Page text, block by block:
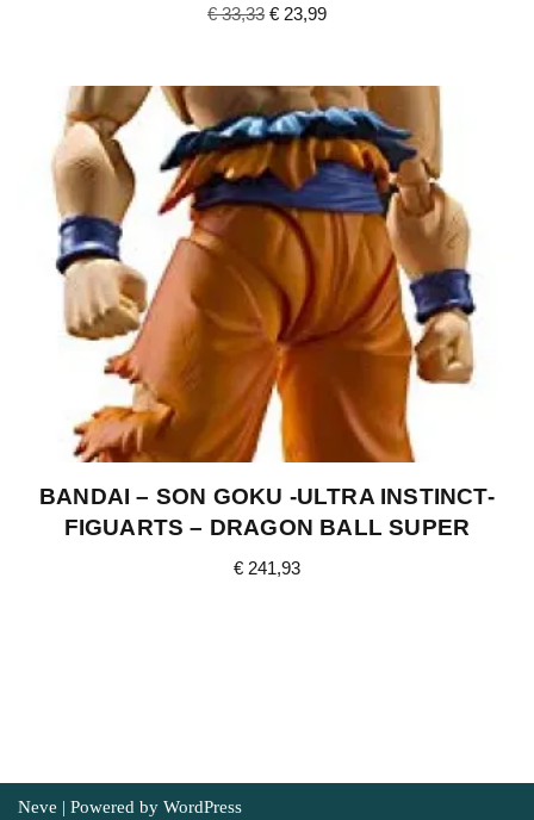
€33,33 € 23,99
BANDAI – SON GOKU -ULTRA INSTINCT-
FIGUARTS – DRAGON BALL SUPER
€ 241,93
Neve | Powered by WordPress